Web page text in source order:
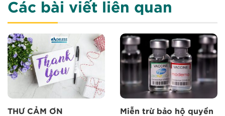
Các bài viết liên quan
THƯ CẢM ƠN
Miễn trừ bảo hộ quyền